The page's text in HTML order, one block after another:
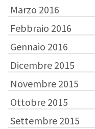
Marzo 2016
Febbraio 2016
Gennaio 2016
Dicembre 2015
Novembre 2015
Ottobre 2015
Settembre 2015